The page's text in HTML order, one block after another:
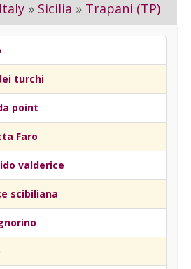
Italy » Sicilia » Trapani (TP)
turchi
point
Faro
valderice
scibiliana